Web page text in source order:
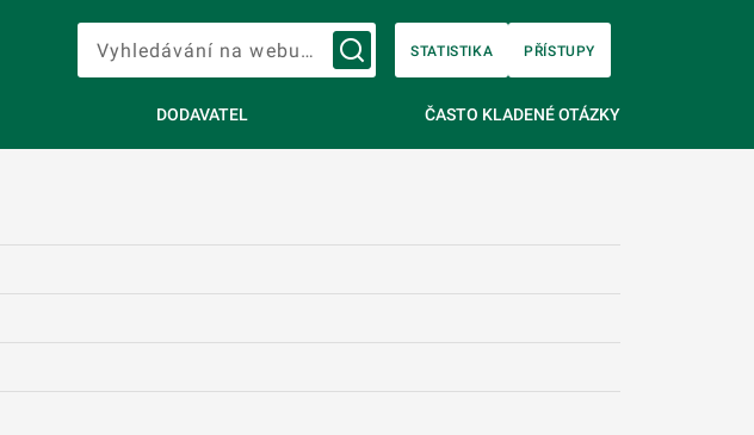
Vyhledávání na webu…
STATISTIKA PŘÍSTUPY
DODAVATEL ČASTO KLADENÉ OTÁZKY